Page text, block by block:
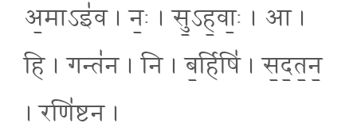
अ॒माऽइ॑व । नः॒ । सु॒ऽह॒वाः॒ । आ ।
हि । गन्त॑न । नि । ब॒र्हिषि॑ । स॒द॒त॒न॒
। रणि॑ष्टन ।